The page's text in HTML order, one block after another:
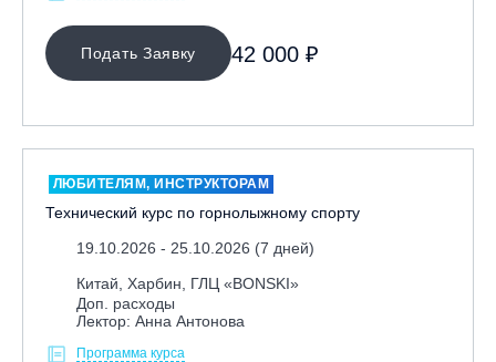
Подать Заявку 42 000 ₽
ЛЮБИТЕЛЯМ, ИНСТРУКТОРАМ
Технический курс по горнолыжному спорту
19.10.2026 - 25.10.2026 (7 дней)
Китай, Харбин, ГЛЦ «BONSKI»
Доп. расходы
Лектор: Анна Антонова
Программа курса